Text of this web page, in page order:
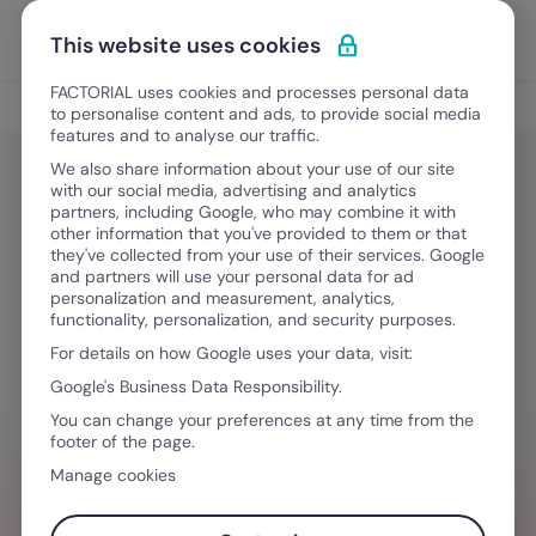
Ir al contenido
Pedir una demo
Gestión del Talento
Gestión del Talento
Alternativa a Bizneo HR: la mejor
opción para gestionar talento
February 9, 2026·5 minutos de lectura
¿NECESITAS AYUDA GESTIONANDO
EQUIPOS?
This website uses cookies
FACTORIAL uses cookies and processes personal data
to personalise content and ads, to provide social media
features and to analyse our traffic.
We also share information about your use of our site
with our social media, advertising and analytics
partners, including Google, who may combine it with
other information that you've provided to them or that
they've collected from your use of their services. Google
and partners will use your personal data for ad
personalization and measurement, analytics,
functionality, personalization, and security purposes.
For details on how Google uses your data, visit:
Google's Business Data Responsibility.
You can change your preferences at any time from the
footer of the page.
Manage cookies